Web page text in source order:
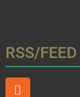
RSS/FEED